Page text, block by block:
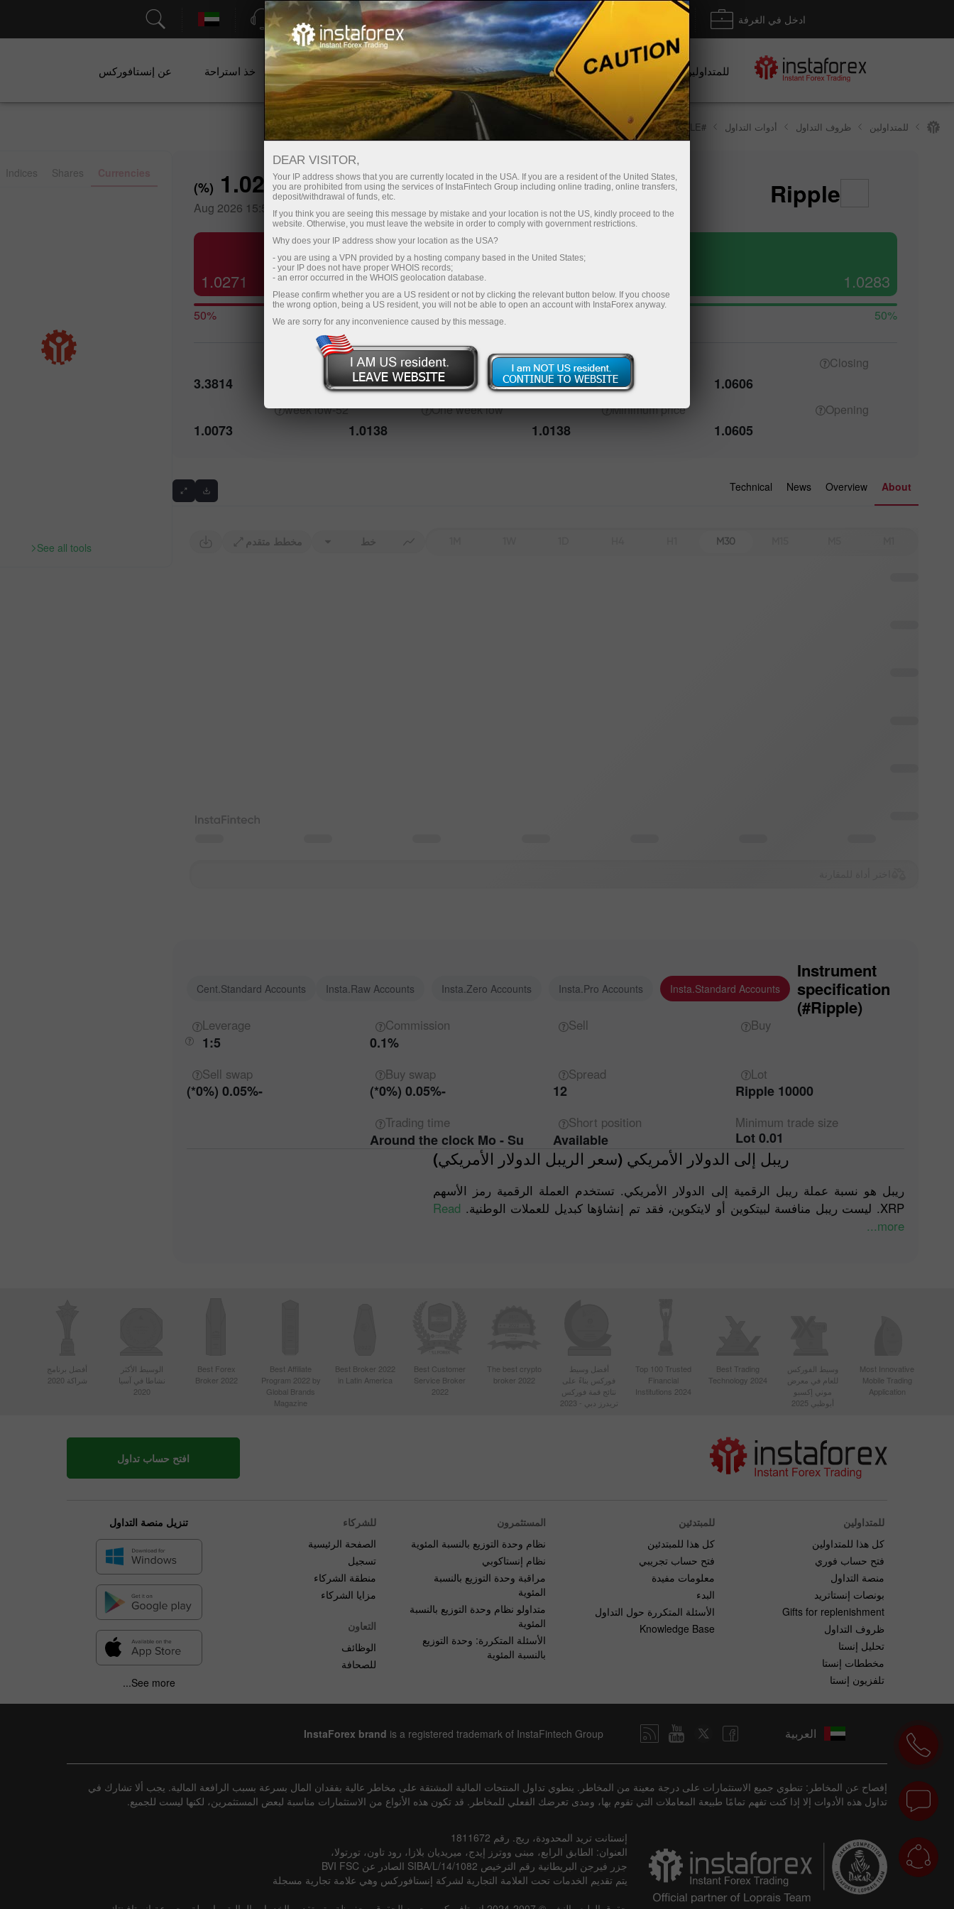
الدعم فتح الحساب الفوري منصة التداول ادخل في الغرفة
للمتداولين للمبتدئين للمستثمرين للشركاء الحملات خذ استراحة عن إنستافوركس
للمتداولين ظروف التداول أدوات التداول #RIPPLE
Ripple
1.0283
(
%)
07 Aug 2026 15:50
1.0283
1.0271
50%
50%
Closing
1.0606
Maximum
1.0405
One week high
1.0913
high
3.3814
Opening
1.0605
Minimumprice
1.0138
One weeklow
1.0138
52-week
low
1.0073
About
Overview
News
Technical
M30 خط مخطط متقدم
Instrument
specification
(#Ripple)
Insta.Standard Accounts
Insta.Pro Accounts
Insta.Zero Accounts
Insta.Raw Accounts
Cent.Standard Accounts
Buy
Sell
Commission
0.1%
Leverage
1:5
Lot
10000 Ripple
Spread
12
Buy swap
-0.05% (0%*)
Sell swap
-0.05% (0%*)
Minimum trade size
0.01 Lot
Short position
Available
Trading time
Around the clock Mo - Su
ريبل إلى الدولار الأمريكي (سعر الريبل الدولار الأمريكي)
ريبل هو نسبة عملة ريبل الرقمية إلى الدولار الأمريكي. تستخدم العملة الرقمية رمز الأسهم
XRP. ليست ريبل منافسة لبيتكوين أو لايتكوين، فقد تم إنشاؤها كبديل للعملات الوطنية.
Read
more...
Currencies
Shares
Indices
See all tools
Most Innovative
Mobile Trading
Application
وسيط الفوركس
للعام في معرض
موني إكسبو
أبوظبي 2025
Best Trading
Technology 2024
Top 100 Trusted
Financial
Institutions 2024
أفضل وسيط
فوركس بناءً على
نتائج قمة فوركس
تريدرز دبي - 2023
The best crypto
broker 2022
Best Customer
Service Broker
2022
Best Broker 2022
in Latin America
Best Affiliate
Program 2022 by
Global Brands
Magazine
Best Forex
Broker 2022
الوسيط الأكثر
نشاطا في آسيا
2020
أفضل برنامج
شراكة 2020
افتح حساب تداول
للمتداولين
كل هذا للمتداولين
فتح حساب فوري
منصة التداول
بونصات إنستاتريد
Gifts for replenishment
ظروف التداول
تحليل إنستا
مخططات إنستا
تلفزيون إنستا
للمبتدئين
كل هذا للمبتدئين
فتح حساب تجريبي
معلومات مفيدة
البدء
الأسئلة المتكررة حول التداول
Knowledge Base
المستثمرون
نظام وحدة التوزيع بالنسبة المئوية
نظام إنستاكوبي
مراقبة وحدة التوزيع بالنسبة
المئوية
متداولو نظام وحدة التوزيع بالنسبة
المئوية
الأسئلة المتكررة: وحدة التوزيع
بالنسبة المئوية
للشركاء
الصفحة الرئيسية
تسجيل
منطقة الشركاء
مزايا الشركاء
التعاون
الوظائف
للصحافة
تنزيل منصة التداول
See more...
العربية InstaForex brand is a registered trademark of InstaFintech Group
إفصاح عن المخاطر: تنطوي جميع الاستثمارات على درجة معينة من المخاطر. ينطوي تداول المنتجات المالية المشتقة على مخاطر عالية بفقدان المال بسرعة بسبب الرافعة المالية. يجب ألا تشارك في
تداول هذه الأدوات إلا إذا كنت تفهم تمامًا طبيعة المعاملات التي تقوم بها، ومدى تعرضك الفعلي للمخاطر. قد تكون هذه الأنواع من الاستثمارات مناسبة لبعض المستثمرين، لكنها ليست للجميع.
إنستانت تريد المحدودة، ريج. رقم 1811672
العنوان: الطابق الرابع، مبنى ووترز إيدج، ميريديان بلازا، رود تاون، تورتولا،
جزر فيرجن البريطانية رقم الترخيص SIBA/L/14/1082 الصادر عن BVI FSC
يتم تقديم الخدمات تحت العلامة التجارية لشركة إنستافوركس وهي علامة تجارية مسجلة
DEAR VISITOR,
Your IP address shows that you are currently located in the USA. If you are a resident of the United States,
you are prohibited from using the services of InstaFintech Group including online trading, online transfers,
deposit/withdrawal of funds, etc.
If you think you are seeing this message by mistake and your location is not the US, kindly proceed to the
website. Otherwise, you must leave the website in order to comply with government restrictions.
Why does your IP address show your location as the USA?
- you are using a VPN provided by a hosting company based in the United States;
- your IP does not have proper WHOIS records;
- an error occurred in the WHOIS geolocation database.
Please confirm whether you are a US resident or not by clicking the relevant button below. If you choose
the wrong option, being a US resident, you will not be able to open an account with InstaForex anyway.
We are sorry for any inconvenience caused by this message.